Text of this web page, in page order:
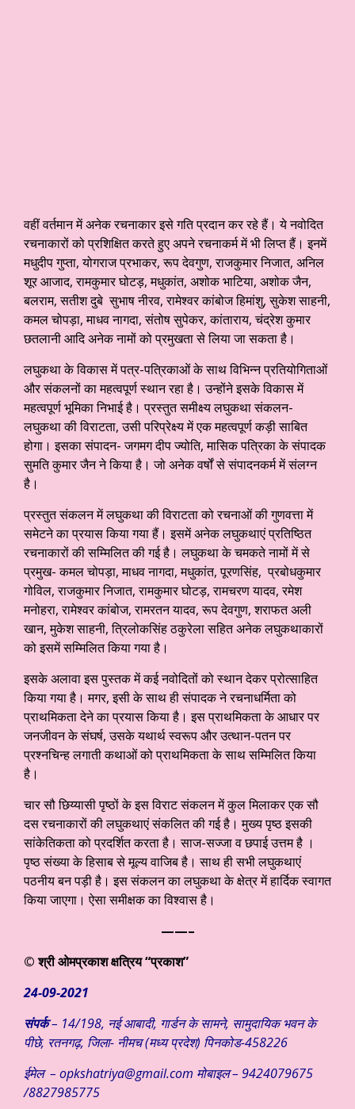
वहीं वर्तमान में अनेक रचनाकार इसे गति प्रदान कर रहे हैं। ये नवोदित
रचनाकारों को प्रशिक्षित करते हुए अपने रचनाकर्म में भी लिप्त हैं। इनमें
मधुदीप गुप्ता, योगराज प्रभाकर, रूप देवगुण, राजकुमार निजात, अनिल
शूर आजाद, रामकुमार घोटड़, मधुकांत, अशोक भाटिया, अशोक जैन,
बलराम, सतीश दुबे सुभाष नीरव, रामेश्वर कांबोज हिमांशु, सुकेश साहनी,
कमल चोपड़ा, माधव नागदा, संतोष सुपेकर, कांताराय, चंद्रेश कुमार
छतलानी आदि अनेक नामों को प्रमुखता से लिया जा सकता है।
लघुकथा के विकास में पत्र-पत्रिकाओं के साथ विभिन्न प्रतियोगिताओं
और संकलनों का महत्वपूर्ण स्थान रहा है। उन्होंने इसके विकास में
महत्वपूर्ण भूमिका निभाई है। प्रस्तुत समीक्ष्य लघुकथा संकलन-
लघुकथा की विराटता, उसी परिप्रेक्ष्य में एक महत्वपूर्ण कड़ी साबित
होगा। इसका संपादन- जगमग दीप ज्योति, मासिक पत्रिका के संपादक
सुमति कुमार जैन ने किया है। जो अनेक वर्षों से संपादनकर्म में संलग्न
है।
प्रस्तुत संकलन में लघुकथा की विराटता को रचनाओं की गुणवत्ता में
समेटने का प्रयास किया गया हैं। इसमें अनेक लघुकथाएं प्रतिष्ठित
रचनाकारों की सम्मिलित की गई है। लघुकथा के चमकते नामों में से
प्रमुख- कमल चोपड़ा, माधव नागदा, मधुकांत, पूरणसिंह, प्रबोधकुमार
गोविल, राजकुमार निजात, रामकुमार घोटड़, रामचरण यादव, रमेश
मनोहरा, रामेश्वर कांबोज, रामरतन यादव, रूप देवगुण, शराफत अली
खान, मुकेश साहनी, त्रिलोकसिंह ठकुरेला सहित अनेक लघुकथाकारों
को इसमें सम्मिलित किया गया है।
इसके अलावा इस पुस्तक में कई नवोदितों को स्थान देकर प्रोत्साहित
किया गया है। मगर, इसी के साथ ही संपादक ने रचनाधर्मिता को
प्राथमिकता देने का प्रयास किया है। इस प्राथमिकता के आधार पर
जनजीवन के संघर्ष, उसके यथार्थ स्वरूप और उत्थान-पतन पर
प्रश्नचिन्ह लगाती कथाओं को प्राथमिकता के साथ सम्मिलित किया
है।
चार सौ छिय्यासी पृष्ठों के इस विराट संकलन में कुल मिलाकर एक सौ
दस रचनाकारों की लघुकथाएं संकलित की गई है। मुख्य पृष्ठ इसकी
सांकेतिकता को प्रदर्शित करता है। साज-सज्जा व छपाई उत्तम है ।
पृष्ठ संख्या के हिसाब से मूल्य वाजिब है। साथ ही सभी लघुकथाएं
पठनीय बन पड़ी है। इस संकलन का लघुकथा के क्षेत्र में हार्दिक स्वागत
किया जाएगा। ऐसा समीक्षक का विश्वास है।
——–
© श्री ओमप्रकाश क्षत्रिय “प्रकाश”
24-09-2021
संपर्क– 14/198, नई आबादी, गार्डन के सामने, सामुदायिक भवन के
पीछे, रतनगढ़, जिला- नीमच (मध्य प्रदेश) पिनकोड-458226
ईमेल – opkshatriya@gmail.com मोबाइल – 9424079675
/8827985775